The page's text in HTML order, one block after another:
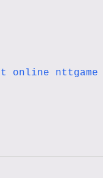
online
nttgame